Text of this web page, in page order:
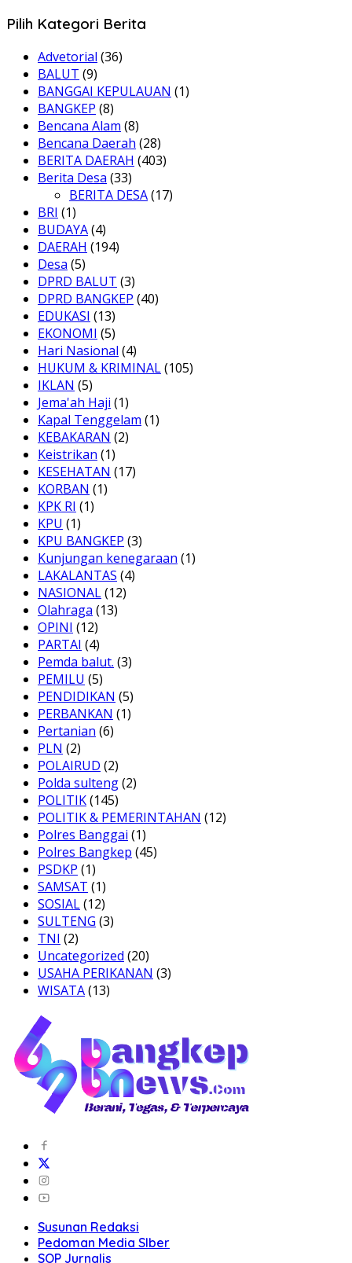
Pilih Kategori Berita
Advetorial (36)
BALUT (9)
BANGGAI KEPULAUAN (1)
BANGKEP (8)
Bencana Alam (8)
Bencana Daerah (28)
BERITA DAERAH (403)
Berita Desa (33)
BERITA DESA(17)
BRI (1)
BUDAYA(4)
DAERAH (194)
Desa (5)
DPRD BALUT (3)
DPRD BANGKEP (40)
EDUKASI (13)
EKONOMI (5)
Hari Nasional (4)
HUKUM & KRIMINAL(105)
IKLAN (5)
Jema'ah Haji (1)
Kapal Tenggelam (1)
KEBAKARAN (2)
Keistrikan (1)
KESEHATAN (17)
KORBAN (1)
KPK RI (1)
KPU (1)
KPU BANGKEP (3)
Kunjungan kenegaraan (1)
LAKALANTAS (4)
NASIONAL(12)
Olahraga (13)
OPINI (12)
PARTAI (4)
Pemda balut. (3)
PEMILU (5)
PENDIDIKAN (5)
PERBANKAN (1)
Pertanian (6)
PLN (2)
POLAIRUD (2)
Polda sulteng(2)
POLITIK(145)
POLITIK & PEMERINTAHAN (12)
Polres Banggai (1)
Polres Bangkep (45)
PSDKP (1)
SAMSAT (1)
SOSIAL(12)
SULTENG (3)
TNI (2)
Uncategorized (20)
USAHA PERIKANAN (3)
WISATA(13)
Susunan Redaksi
Pedoman Media SIber
SOP Jurnalis